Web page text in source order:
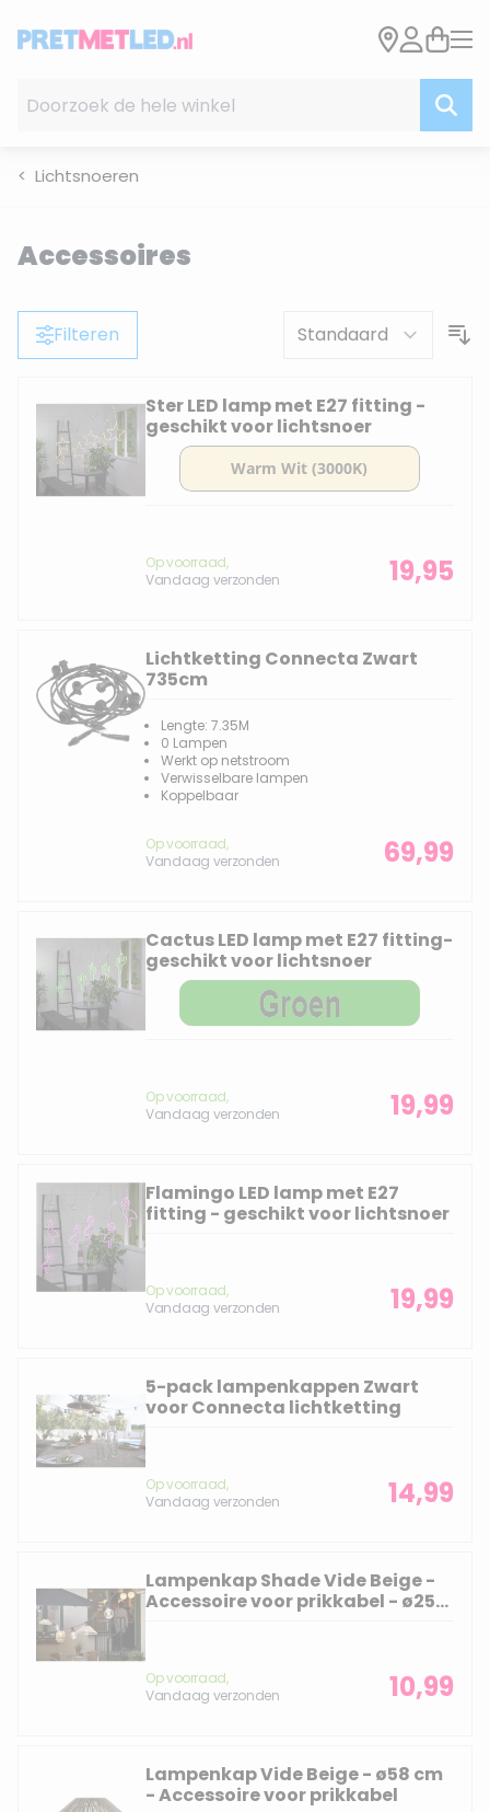
Lichtsnoeren
Accessoires
Filteren
Ster LED lamp met E27 fitting -
geschikt voor lichtsnoer
Op voorraad,
Vandaag verzonden
19,95
Lichtketting Connecta Zwart
735cm
Lengte: 7.35M
0 Lampen
Werkt op netstroom
Verwisselbare lampen
Koppelbaar
Op voorraad,
Vandaag verzonden
69,99
Cactus LED lamp met E27 fitting-
geschikt voor lichtsnoer
Op voorraad,
Vandaag verzonden
19,99
Flamingo LED lamp met E27
fitting - geschikt voor lichtsnoer
Op voorraad,
Vandaag verzonden
19,99
5-pack lampenkappen Zwart
voor Connecta lichtketting
Op voorraad,
Vandaag verzonden
14,99
Lampenkap Shade Vide Beige -
Accessoire voor prikkabel - ø25
Op voorraad,
Vandaag verzonden
10,99
Lampenkap Vide Beige - ø58 cm
- Accessoire voor prikkabel